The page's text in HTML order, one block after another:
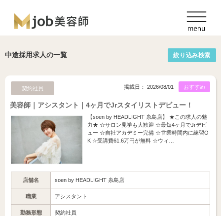
中途採用求人の一覧 絞り込み検索
契約社員 おすすめ
掲載日： 2026/08/01
美容師｜アシスタント｜4ヶ月でJrスタイリストデビュー！
【soen by HEADLIGHT 糸島店】 ★この求人の魅
力★ ☆サロン見学も大歓迎 ☆最短4ヶ月でJrデビ
ュー ☆自社アカデミー完備 ☆営業時間内に練習O
K ☆受講費61.6万円が無料 ☆ウィ…
店舗名 soen by HEADLIGHT 糸島店
職業 アシスタント
勤務形態 契約社員